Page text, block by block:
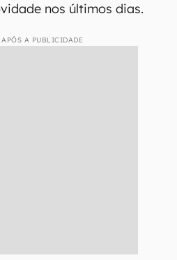
nos últimos dias.
A PUBLICIDADE